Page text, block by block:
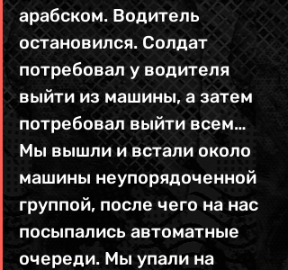
арабском. Водитель
остановился. Солдат
потребовал у водителя
выйти из машины, а затем
потребовал выйти всем…
Мы вышли и встали около
машины неупорядоченной
группой, после чего на нас
посыпались автоматные
очереди. Мы упали на